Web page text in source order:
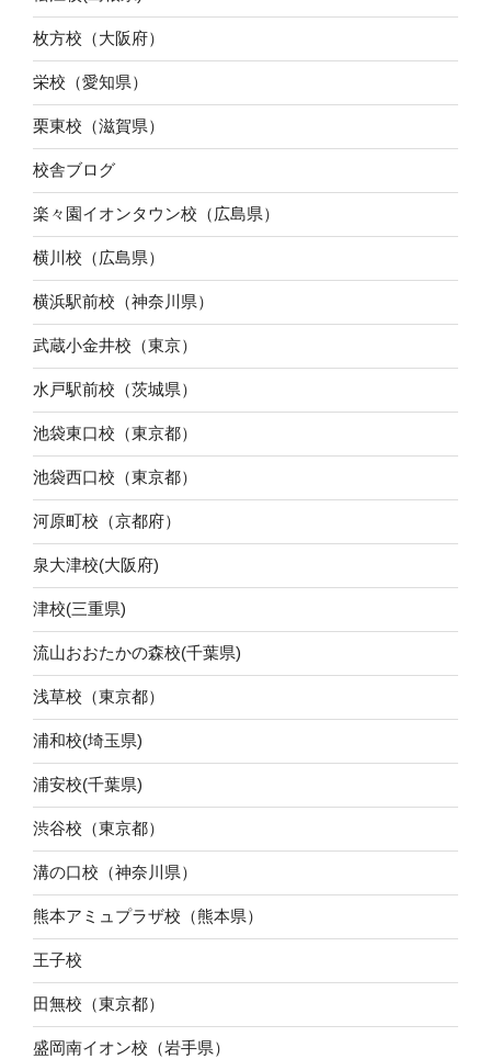
枚方校（大阪府）
栄校（愛知県）
栗東校（滋賀県）
校舎ブログ
楽々園イオンタウン校（広島県）
横川校（広島県）
横浜駅前校（神奈川県）
武蔵小金井校（東京）
水戸駅前校（茨城県）
池袋東口校（東京都）
池袋西口校（東京都）
河原町校（京都府）
泉大津校(大阪府)
津校(三重県)
流山おおたかの森校(千葉県)
浅草校（東京都）
浦和校(埼玉県)
浦安校(千葉県)
渋谷校（東京都）
溝の口校（神奈川県）
熊本アミュプラザ校（熊本県）
王子校
田無校（東京都）
盛岡南イオン校（岩手県）